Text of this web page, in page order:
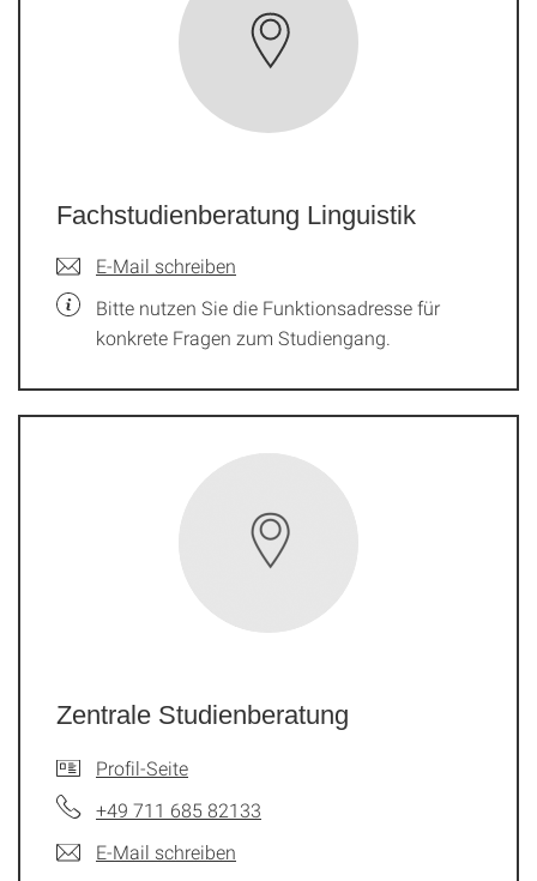
Fachstudienberatung Linguistik
E-Mail schreiben
Bitte nutzen Sie die Funktionsadresse für
konkrete Fragen zum Studiengang.
Zentrale Studienberatung
Profil-Seite
+49 711 685 82133
E-Mail schreiben